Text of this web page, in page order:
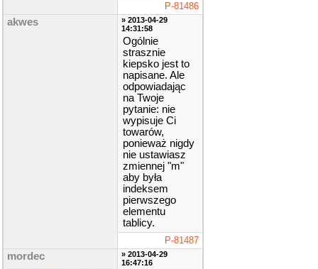
P-81486
akwes
» 2013-04-29
14:31:58
Ogólnie
strasznie
kiepsko jest to
napisane. Ale
odpowiadając
na Twoje
pytanie: nie
wypisuje Ci
towarów,
ponieważ nigdy
nie ustawiasz
zmiennej "m"
aby była
indeksem
pierwszego
elementu
tablicy.
P-81487
mordec
» 2013-04-29
16:47:16